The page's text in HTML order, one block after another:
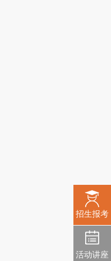
招生报考
活动讲座